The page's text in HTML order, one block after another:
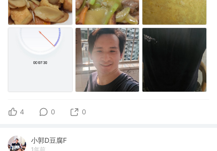
4 0 0
小郭D豆腐F
1年前